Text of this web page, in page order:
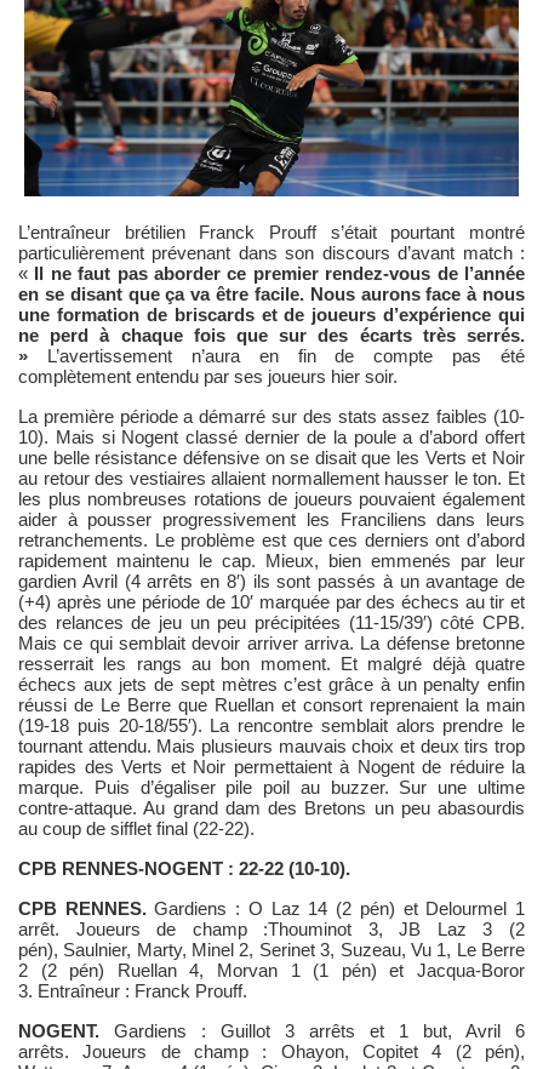
L’entraîneur brétilien Franck Prouff s’était pourtant montré
particulièrement prévenant dans son discours d’avant match :
« Il ne faut pas aborder ce premier rendez-vous de l’année
en se disant que ça va être facile. Nous aurons face à nous
une formation de briscards et de joueurs d’expérience qui
ne perd à chaque fois que sur des écarts très serrés.
»
L’avertissement n’aura en fin de compte pas été
complètement entendu par ses joueurs hier soir.
La première période a démarré sur des stats assez faibles (10-
10). Mais si Nogent classé dernier de la poule a d’abord offert
une belle résistance défensive on se disait que les Verts et Noir
au retour des vestiaires allaient normallement hausser le ton. Et
les plus nombreuses rotations de joueurs pouvaient également
aider à pousser progressivement les Franciliens dans leurs
retranchements. Le problème est que ces derniers ont d’abord
rapidement maintenu le cap. Mieux, bien emmenés par leur
gardien Avril (4 arrêts en 8′) ils sont passés à un avantage de
(+4) après une période de 10′ marquée par des échecs au tir et
des relances de jeu un peu précipitées (11-15/39′) côté CPB.
Mais ce qui semblait devoir arriver arriva. La défense bretonne
resserrait les rangs au bon moment. Et malgré déjà quatre
échecs aux jets de sept mètres c’est grâce à un penalty enfin
réussi de Le Berre que Ruellan et consort reprenaient la main
(19-18 puis 20-18/55′). La rencontre semblait alors prendre le
tournant attendu. Mais plusieurs mauvais choix et deux tirs trop
rapides des Verts et Noir permettaient à Nogent de réduire la
marque. Puis d’égaliser pile poil au buzzer. Sur une ultime
contre-attaque. Au grand dam des Bretons un peu abasourdis
au coup de sifflet final (22-22).
CPB RENNES-NOGENT : 22-22 (10-10).
CPB RENNES. Gardiens : O Laz 14 (2 pén) et Delourmel 1
arrêt.
Joueurs de champ :Thouminot 3, JB Laz
3 (2
pén), Saulnier, Marty, Minel 2, Serinet 3, Suzeau, Vu 1, Le Berre
2 (2 pén) Ruellan 4, Morvan 1 (1 pén) et Jacqua-Boror
3. Entraîneur : Franck Prouff.
NOGENT.
Gardiens :
Guillot 3 arrêts et 1 but, Avril 6
arrêts.
Joueurs de champ :
Ohayon, Copitet 4 (2 pén),